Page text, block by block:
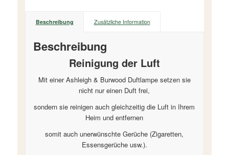
Beschreibung Zusätzliche Information
Beschreibung
Reinigung der Luft
Mit einer Ashleigh & Burwood Duftlampe setzen sie
nicht nur einen Duft frei,
sondern sie reinigen auch gleichzeitig die Luft in Ihrem
Heim und entfernen
somit auch unerwünschte Gerüche (Zigaretten,
Essensgerüche usw.).